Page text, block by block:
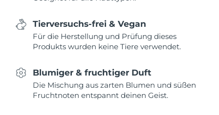
Tierversuchs-frei & Vegan
Für die Herstellung und Prüfung dieses
Produkts wurden keine Tiere verwendet.
Blumiger & fruchtiger Duft
Die Mischung aus zarten Blumen und süßen
Fruchtnoten entspannt deinen Geist.
Singapur Erwartete Lieferung
Slowenien Erwartete Lieferung8/11/26